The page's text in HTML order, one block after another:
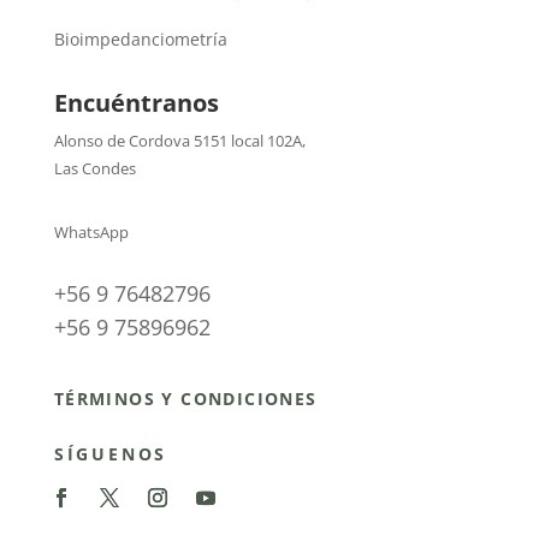
Bioimpedanciometría
Encuéntranos
Alonso de Cordova 5151 local 102A,
Las Condes
WhatsApp
+56 9 76482796
+56 9 75896962
TÉRMINOS Y CONDICIONES
SÍGUENOS